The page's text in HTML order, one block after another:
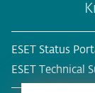
ESET Status
ESET Technical